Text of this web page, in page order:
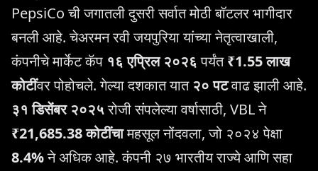
PepsiCo ची जगातली दुसरी सर्वात मोठी बॉटलर भागीदार
बनली आहे. चेअरमन रवी जयपुरिया यांच्या नेतृत्वाखाली,
कंपनीचे मार्केट कॅप १६ एप्रिल २०२६पर्यंत₹1.55 लाख
कोटींवर पोहोचले. गेल्या दशकात यात२० पटवाढ झाली आहे.
३१ डिसेंबर २०२५रोजी संपलेल्या वर्षासाठी, VBL ने
₹21,685.38 कोटींचामहसूल नोंदवला, जो २०२४ पेक्षा
8.4%ने अधिक आहे. कंपनी २७ भारतीय राज्ये आणि सहा